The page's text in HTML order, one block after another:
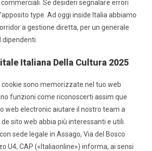
Se desideri segnalare errori
type. Ad oggi inside Italia abbiamo
a gestione diretta, per un generale
Italiana Della Cultura 2025
cookie sono memorizzate nel tuo web
funzioni come riconoscerti assim que
web electronic aiutare il nostro team a
sito web abbia più interessanti e utili.
sede legale in Assago, Via del Bosco
U4, CAP («Italiaonline») informa, ai sensi